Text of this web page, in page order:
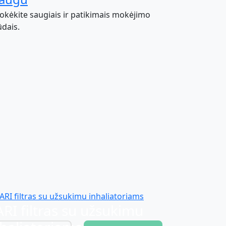
saugiais ir patikimais mokėjimo